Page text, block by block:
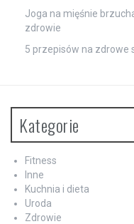
Joga na mięśnie
zdrowie
5 przepisów na zdrowe
Kategorie
Fitness
Inne
Kuchnia i dieta
Uroda
Zdrowie